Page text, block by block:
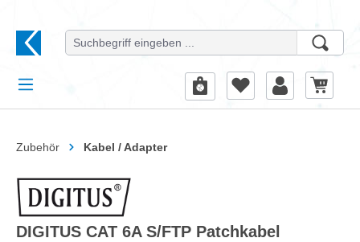
Zubehör Kabel / Adapter
DIGITUS CAT 6A S/FTP Patchkabel